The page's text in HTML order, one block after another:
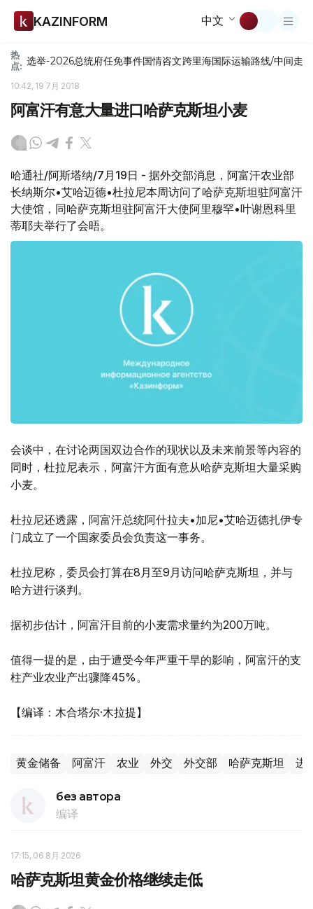
KAZINFORM 中文
热
点: 选举-2026总统府任免事件国情咨文跨里海国际运输路线/中间走廊
10:42, 19 7月 2018
阿富汗有意大量进口哈萨克斯坦小麦
哈通社/阿斯塔纳/7月19日 - 据外交部消息，阿富汗农业部
长纳斯尔•艾哈迈德•杜拉尼本周访问了哈萨克斯坦驻阿富汗
大使馆，同哈萨克斯坦驻阿富汗大使阿里穆罕•叶谢恩科里
蒂耶夫举行了会晤。
会谈中，在讨论两国双边合作的现状以及未来前景等内容的
同时，杜拉尼表示，阿富汗方面有意从哈萨克斯坦大量采购
小麦。
杜拉尼还透露，阿富汗总统阿什拉夫•加尼•艾哈迈德扎伊专
门成立了一个国家委员会负责这一事务。
杜拉尼称，委员会打算在8月至9月访问哈萨克斯坦，并与
哈方进行谈判。
据初步估计，阿富汗目前的小麦需求量约为200万吨。
值得一提的是，由于遭受今年严重干旱的影响，阿富汗的支
柱产业农业产出骤降45%。
【编译：木合塔尔·木拉提】
黄金储备 阿富汗 农业 外交 外交部 哈萨克斯坦 进
без автора
编译
17:15, 06 8月 2026
哈萨克斯坦黄金价格继续走低